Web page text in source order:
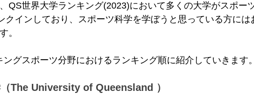
QS世界大学ランキング(2023)において多くの大学がスポー
クインしており、スポーツ科学を学ぼうと思っている方には
。
グスポーツ分野におけるランキング順に紹介していきます
The University of Queensland ）